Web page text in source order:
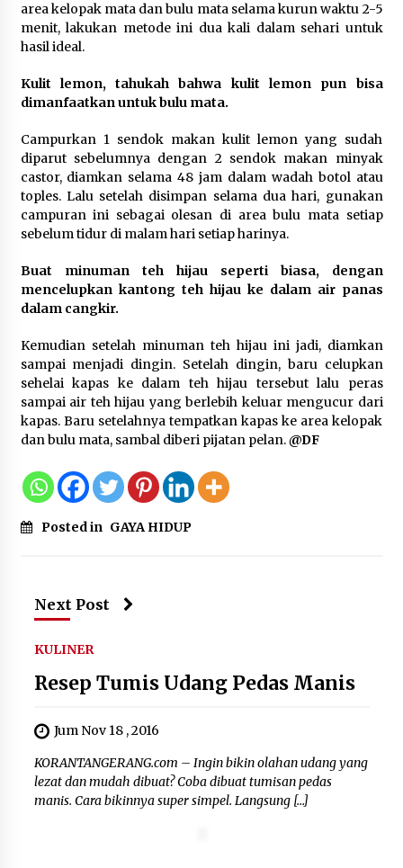
Pemenang Sayembara Logo HUT ke-
19 Kota Serang
Polres Cilegon Gelar Apel
Kesiapsiagaan Hadapi Ancaman
Kebakaran Akibat Fenomena El Niño
5 Agustus 2026
area kelopak mata dan bulu mata selama kurun waktu 2-5
menit, lakukan metode ini dua kali dalam sehari untuk
hasil ideal.
Kulit lemon, tahukah bahwa kulit lemon pun bisa
dimanfaatkan untuk bulu mata.
Campurkan 1 sendok makan kulit lemon yang sudah
diparut sebelumnya dengan 2 sendok makan minyak
castor, diamkan selama 48 jam dalam wadah botol atau
toples. Lalu setelah disimpan selama dua hari, gunakan
campuran ini sebagai olesan di area bulu mata setiap
sebelum tidur di malam hari setiap harinya.
Buat minuman teh hijau seperti biasa, dengan
mencelupkan kantong teh hijau ke dalam air panas
dalam cangkir.
Kemudian setelah minuman teh hijau ini jadi, diamkan
sampai menjadi dingin. Setelah dingin, baru celupkan
sehelai kapas ke dalam teh hijau tersebut lalu peras
sampai air teh hijau yang berlebih keluar mengucur dari
kapas. Baru setelahnya tempatkan kapas ke area kelopak
dan bulu mata, sambal diberi pijatan pelan.@DF
Posted in GAYA HIDUP
Next Post
KULINER
Resep Tumis Udang Pedas Manis
Jum Nov 18 , 2016
KORANTANGERANG.com – Ingin bikin olahan udang yang
lezat dan mudah dibuat? Coba dibuat tumisan pedas
manis. Cara bikinnya super simpel. Langsung […]